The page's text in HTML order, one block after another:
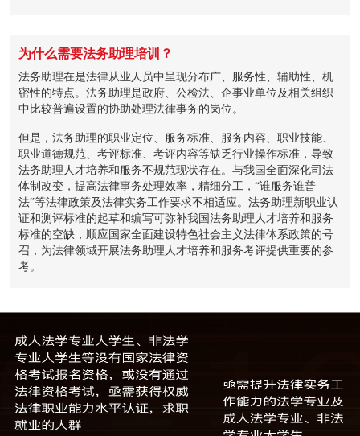
为什么需要法务助理培训？
法务助理在是法律从业人员中呈现分布广、服务性、辅助性、机
密性的特点。法务助理是政府、公检法、企事业单位及相关组织
中比较普遍设置的协助处理法律事务的岗位。
但是，法务助理的职业定位、服务标准、服务内容、职业技能、
职业道德规范、考评标准、考评内容等缺乏行业操作标准，导致
法务助理人才培养和服务不规范现状存在。与我国全面深化司法
体制改变，提高法律事务处理效率，精细分工，“谁服务谁普
法”等法律政策及法律实务工作要求不相适应。法务助理新职业认
证和测评标准的起草和编写可弥补我国法务助理人才培养和服务
标准的空缺，顺应国家全面建设特色社会主义法律体系政策的号
召，为法律领域开展法务助理人才培养和服务考评提供重要的参
考。